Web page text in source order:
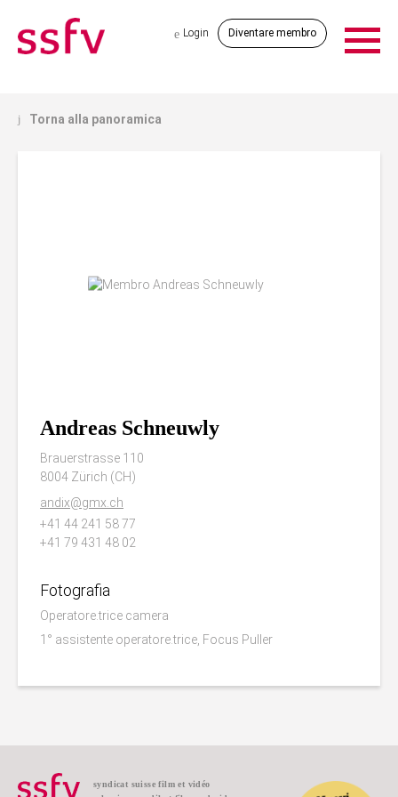
e Login Diventare membro
j Torna alla panoramica
Andreas Schneuwly
Brauerstrasse 110
8004 Zürich (CH)
andix@gmx.ch
+41 44 241 58 77
+41 79 431 48 02
Fotografia
Operatore.trice camera
1° assistente operatore.trice, Focus Puller
syndicat suisse film et vidéo